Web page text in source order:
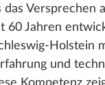
das Versprechen
60 Jahren
Holstein
und